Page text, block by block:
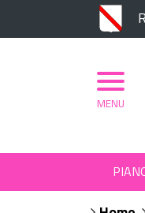
MENU